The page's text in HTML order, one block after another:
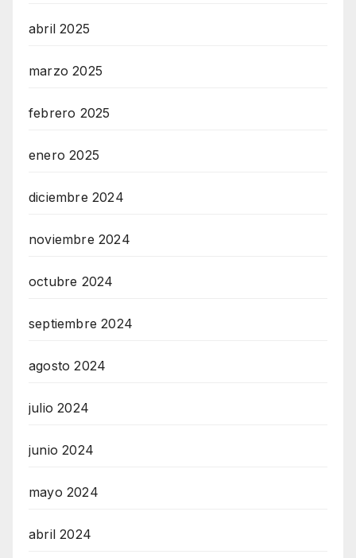
abril 2025
marzo 2025
febrero 2025
enero 2025
diciembre 2024
noviembre 2024
octubre 2024
septiembre 2024
agosto 2024
julio 2024
junio 2024
mayo 2024
abril 2024